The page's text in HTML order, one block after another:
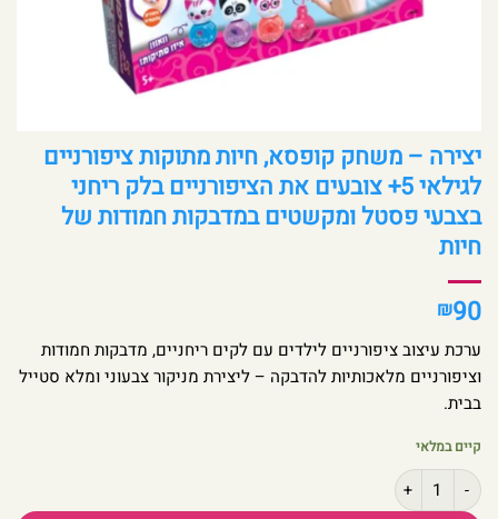
יצירה – משחק קופסא, חיות מתוקות ציפורניים
לגילאי 5+ צובעים את הציפורניים בלק ריחני
בצבעי פסטל ומקשטים במדבקות חמודות של
חיות
₪90
ערכת עיצוב ציפורניים לילדים עם לקים ריחניים, מדבקות חמודות
וציפורניים מלאכותיות להדבקה – ליצירת מניקור צבעוני ומלא סטייל
בבית.
קיים במלאי
כמות של יצירה - משחק קופסא, חיות מתוקות ציפורניים לגילאי 5+ צובעים את הציפורניים בלק ריחני בצבעי פסטל ומקשטים במדבקות חמודות של חיות